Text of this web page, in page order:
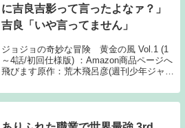
に吉良吉影って言ったよなァ？」
吉良「いや言ってません」
ジョジョの奇妙な冒険 黄金の風 Vol.1 (1
～4話/初回仕様版) ：Amazon商品ページへ
飛びます原作：荒木飛呂彦(週刊少年ジャン
ィッドプロダクション1: 1月12日(水) これ
で助かっていたと...